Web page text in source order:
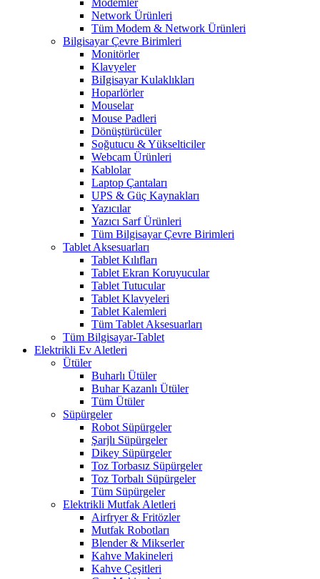
Modemler
Network Ürünleri
Tüm Modem & Network Ürünleri
Bilgisayar Çevre Birimleri
Monitörler
Klavyeler
BiIgisayar Kulaklıkları
Hoparlörler
Mouselar
Mouse Padleri
Dönüştürücüler
Soğutucu & Yükselticiler
Webcam Ürünleri
Kablolar
Laptop Çantaları
UPS & Güç Kaynakları
Yazıcılar
Yazıcı Sarf Ürünleri
Tüm Bilgisayar Çevre Birimleri
Tablet Aksesuarları
Tablet Kılıfları
Tablet Ekran Koruyucular
Tablet Tutucular
Tablet Klavyeleri
Tablet Kalemleri
Tüm Tablet Aksesuarları
Tüm Bilgisayar-Tablet
Elektrikli Ev Aletleri
Ütüler
Buharlı Ütüler
Buhar Kazanlı Ütüler
Tüm Ütüler
Süpürgeler
Robot Süpürgeler
Şarjlı Süpürgeler
Dikey Süpürgeler
Toz Torbasız Süpürgeler
Toz Torbalı Süpürgeler
Tüm Süpürgeler
Elektrikli Mutfak Aletleri
Airfryer & Fritözler
Mutfak Robotları
Blender & Mikserler
Kahve Makineleri
Kahve Çeşitleri